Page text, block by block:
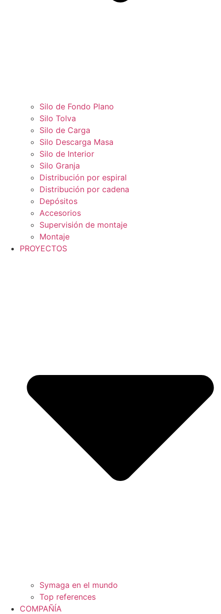
Silo de Fondo Plano
Silo Tolva
Silo de Carga
Silo Descarga Masa
Silo de Interior
Silo Granja
Distribución por espiral
Distribución por cadena
Depósitos
Accesorios
Supervisión de montaje
Montaje
PROYECTOS
Symaga en el mundo
Top references
COMPAÑÍA